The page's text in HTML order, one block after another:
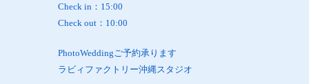
Check in：15:00
Check out：10:00
PhotoWeddingご予約承ります
ラビィファクトリー沖縄スタジオ